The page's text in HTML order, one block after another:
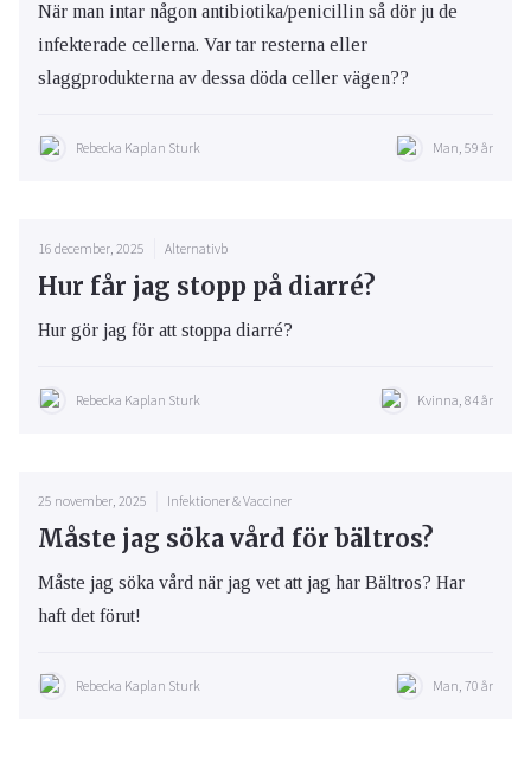
När man intar någon antibiotika/penicillin så dör ju de
infekterade cellerna. Var tar resterna eller
slaggprodukterna av dessa döda celler vägen??
Rebecka Kaplan Sturk Man, 59 år
16 december, 2025 Alternativb
Hur får jag stopp på diarré?
Hur gör jag för att stoppa diarré?
Rebecka Kaplan Sturk Kvinna, 84 år
25 november, 2025 Infektioner & Vacciner
Måste jag söka vård för bältros?
Måste jag söka vård när jag vet att jag har Bältros? Har
haft det förut!
Rebecka Kaplan Sturk Man, 70 år